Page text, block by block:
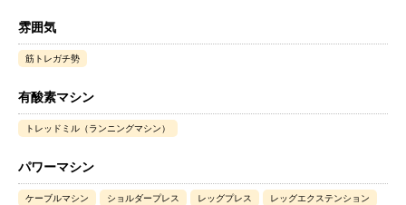
雰囲気
筋トレガチ勢
有酸素マシン
トレッドミル（ランニングマシン）
パワーマシン
ケーブルマシン ショルダープレス レッグプレス
レッグエクステンション